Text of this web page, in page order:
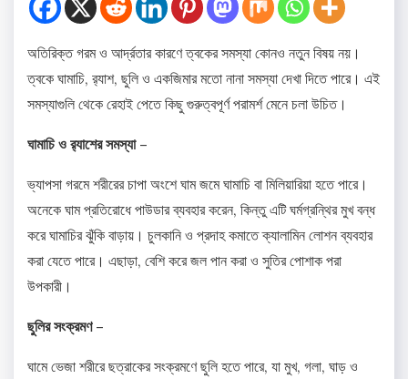
অতিরিক্ত গরম ও আর্দ্রতার কারণে ত্বকের সমস্যা কোনও নতুন বিষয় নয়।
ত্বকে ঘামাচি, র‌্যাশ, ছুলি ও একজিমার মতো নানা সমস্যা দেখা দিতে পারে। এই
সমস্যাগুলি থেকে রেহাই পেতে কিছু গুরুত্বপূর্ণ পরামর্শ মেনে চলা উচিত।​
ঘামাচি ও র‌্যাশের সমস্যা –
ভ্যাপসা গরমে শরীরের চাপা অংশে ঘাম জমে ঘামাচি বা মিলিয়ারিয়া হতে পারে।
অনেকে ঘাম প্রতিরোধে পাউডার ব্যবহার করেন, কিন্তু এটি ঘর্মগ্রন্থির মুখ বন্ধ
করে ঘামাচির ঝুঁকি বাড়ায়। চুলকানি ও প্রদাহ কমাতে ক্যালামিন লোশন ব্যবহার
করা যেতে পারে। এছাড়া, বেশি করে জল পান করা ও সুতির পোশাক পরা
উপকারী। ​
ছুলির সংক্রমণ –
ঘামে ভেজা শরীরে ছত্রাকের সংক্রমণে ছুলি হতে পারে, যা মুখ, গলা, ঘাড় ও